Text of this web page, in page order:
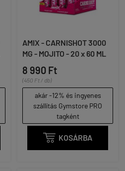
AMIX - CARNISHOT 3000
MG - MOJITO - 20 x 60 ML
8 990 Ft
(450 Ft / db)
akár -12% és ingyenes
szállítás Gymstore PRO
tagként
 KOSÁRBA